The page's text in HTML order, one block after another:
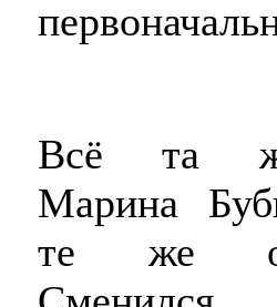
Всё та
Марина
те же